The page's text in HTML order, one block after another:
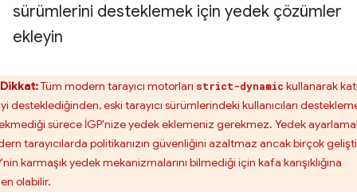
sürümlerini desteklemek için yedek çözümler
ekleyin
Dikkat:Tüm modern tarayıcı motorları strict-dynamic kullanarak
desteklediğinden, eski tarayıcı sürümlerindeki kullanıcıları
sürece İGP'nize yedek eklemeniz gerekmez. Yedek
tarayıcılarda politikanızın güvenliğini azaltmaz ancak birçok
karmaşık yedek mekanizmalarını bilmediği için kafa karışıklığına
olabilir.